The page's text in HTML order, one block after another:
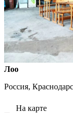
Лоо
Россия,
На карте